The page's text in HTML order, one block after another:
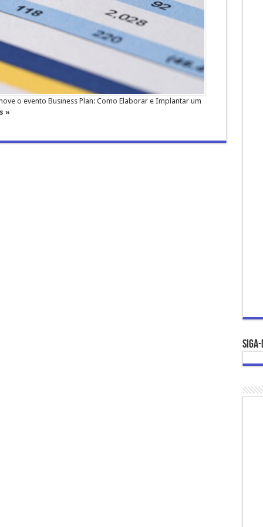
o evento Business Plan: Como Elaborar e Implantar um
»